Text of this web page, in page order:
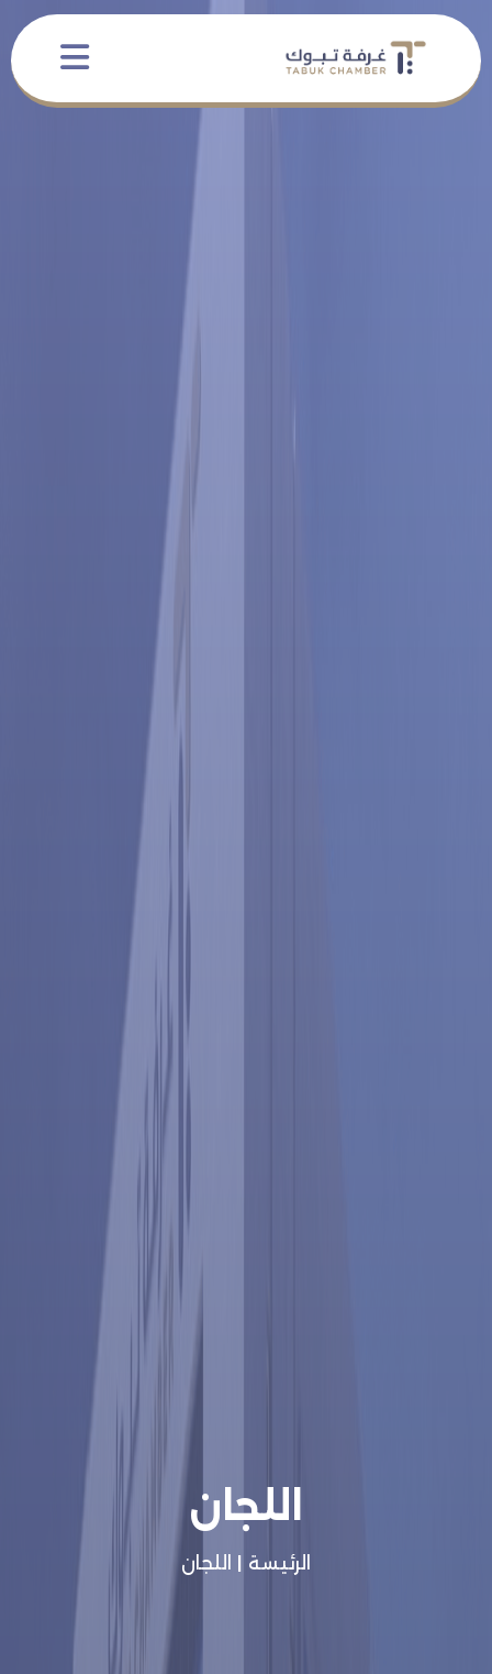
اللجان
الرئيسة | اللجان